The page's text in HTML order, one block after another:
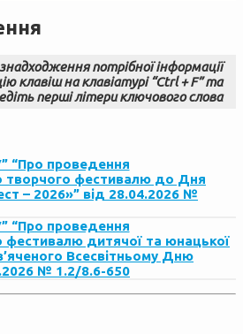
потрібної інформації
клавіш на клавіатурі “Ctrl + F” та
перші літери ключового слова
“Про проведення
творчого фестивалю до Дня
– 2026»” від 28.04.2026 №
“Про проведення
фестивалю дитячої та юнацької
Всесвітньому Дню
№ 1.2/8.6-650